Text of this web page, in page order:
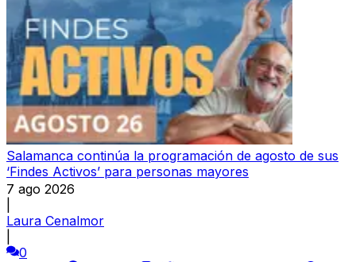
Salamanca continúa la programación de agosto de sus
‘Findes Activos’ para personas mayores
7 ago 2026
Laura Cenalmor
0